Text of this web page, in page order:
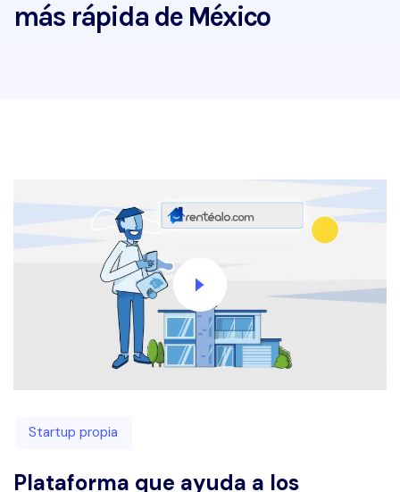
más rápida de México
Startup propia
Plataforma que ayuda a los